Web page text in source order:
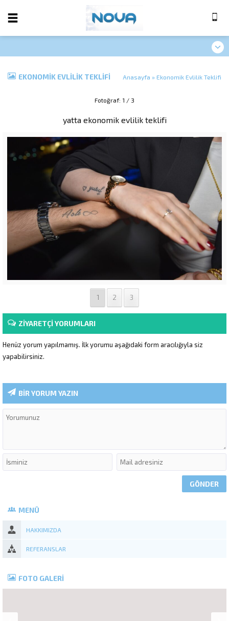
EKONOMIK EVLILIK TEKLIFI Anasayfa » Ekonomik Evlilik Teklifi
Fotoğraf: 1 / 3
yatta ekonomik evlilik teklifi
1 2 3
ZİYARETÇİ YORUMLARI
Henüz yorum yapılmamış. İlk yorumu aşağıdaki form aracılığıyla siz
yapabilirsiniz.
BİR YORUM YAZIN
MENÜ
HAKKIMIZDA
REFERANSLAR
FOTO GALERİ